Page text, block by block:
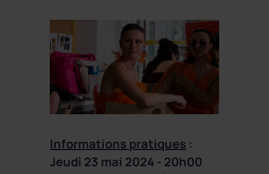
Informations pratiques :
Jeudi 23 mai 2024 - 20h00